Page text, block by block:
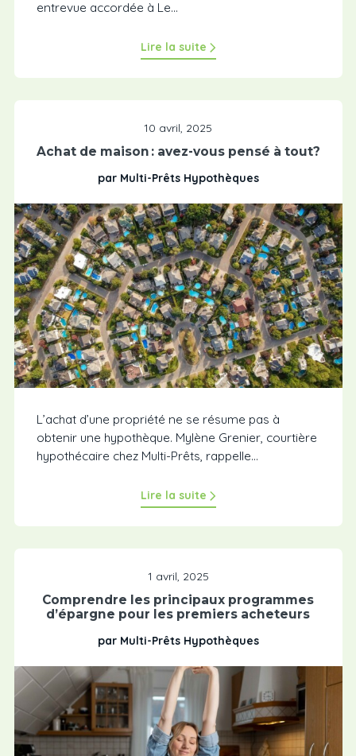
entrevue accordée à Le...
Lire la suite
10 avril, 2025
Achat de maison : avez-vous pensé à tout?
par Multi-Prêts Hypothèques
L’achat d’une propriété ne se résume pas à
obtenir une hypothèque. Mylène Grenier, courtière
hypothécaire chez Multi-Prêts, rappelle...
Lire la suite
1 avril, 2025
Comprendre les principaux programmes
d’épargne pour les premiers acheteurs
par Multi-Prêts Hypothèques